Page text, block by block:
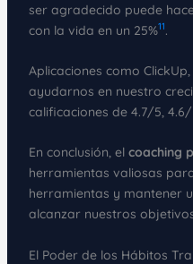
ser agradecido puede
con la vida en un 25%11.
Aplicaciones como
ayudarnos en nuestro
calificaciones de 4.7/5,
En conclusión, el coaching
herramientas valiosas
herramientas y mantener
alcanzar nuestros
El Poder de los Hábitos